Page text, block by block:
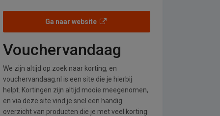
Ga naar website
Vouchervandaag
We zijn altijd op zoek naar korting, en
vouchervandaag.nl is een site die je hierbij
helpt. Kortingen zijn altijd mooie meegenomen,
en via deze site vind je snel een handig
overzicht van producten die je met veel korting